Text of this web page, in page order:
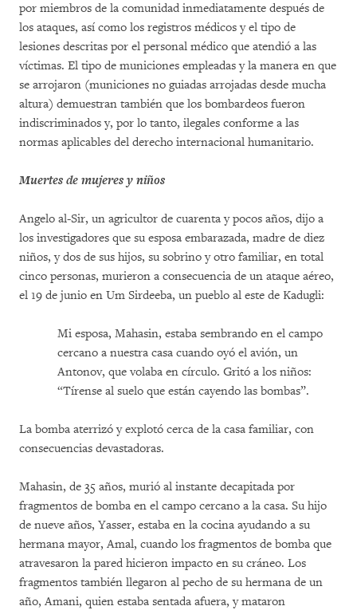
por miembros de la comunidad inmediatamente después de
los ataques, así como los registros médicos y el tipo de
lesiones descritas por el personal médico que atendió a las
víctimas. El tipo de municiones empleadas y la manera en que
se arrojaron (municiones no guiadas arrojadas desde mucha
altura) demuestran también que los bombardeos fueron
indiscriminados y, por lo tanto, ilegales conforme a las
normas aplicables del derecho internacional humanitario.
Muertes de mujeres y niños
Angelo al-Sir, un agricultor de cuarenta y pocos años, dijo a
los investigadores que su esposa embarazada, madre de diez
niños, y dos de sus hijos, su sobrino y otro familiar, en total
cinco personas, murieron a consecuencia de un ataque aéreo,
el 19 de junio en Um Sirdeeba, un pueblo al este de Kadugli:
Mi esposa, Mahasin, estaba sembrando en el campo
cercano a nuestra casa cuando oyó el avión, un
Antonov, que volaba en círculo. Gritó a los niños:
“Tírense al suelo que están cayendo las bombas”.
La bomba aterrizó y explotó cerca de la casa familiar, con
consecuencias devastadoras.
Mahasin, de 35 años, murió al instante decapitada por
fragmentos de bomba en el campo cercano a la casa. Su hijo
de nueve años, Yasser, estaba en la cocina ayudando a su
hermana mayor, Amal, cuando los fragmentos de bomba que
atravesaron la pared hicieron impacto en su cráneo. Los
fragmentos también llegaron al pecho de su hermana de un
año, Amani, quien estaba sentada afuera, y mataron